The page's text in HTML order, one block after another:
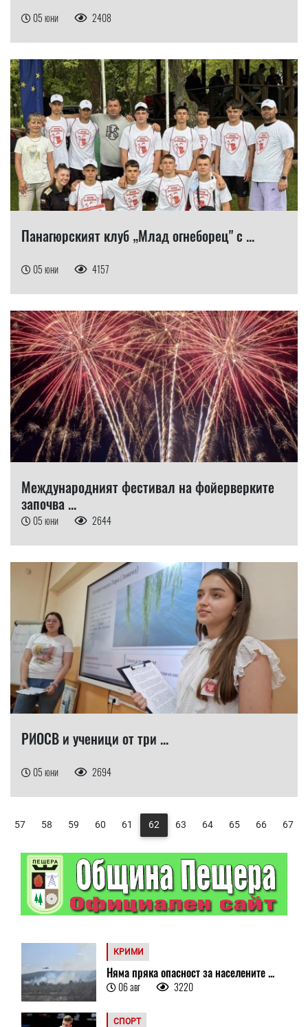
05 юни 2408
Панагюрският клуб „Млад огнеборец" с ...
05 юни 4157
Международният фестивал на фойерверките
започва ...
05 юни 2644
РИОСВ и ученици от три ...
05 юни 2694
57 58 59 60 61 62 63 64 65 66 67
КРИМИ
Няма пряка опасност за населените ...
06 авг 3220
СПОРТ